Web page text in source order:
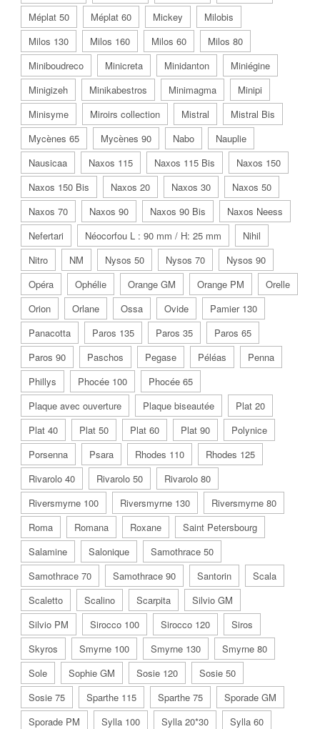
Méplat 50
Méplat 60 Mickey
Milobis
Milos 130
Milos 160 Milos 60
Milos 80
Miniboudreco
Minicreta Minidanton
Miniégine
Minigizeh
Minikabestros Minimagma
Minipi
Minisyme
Miroirs collection Mistral
Mistral Bis
Mycènes 65
Mycènes 90 Nabo
Nauplie
Nausicaa
Naxos 115 Naxos 115 Bis
Naxos 150
Naxos 150 Bis
Naxos 20 Naxos 30
Naxos 50
Naxos 70
Naxos 90 Naxos 90 Bis
Naxos Neess
Nefertari
Néocorfou L : 90 mm / H: 25 mm
Nihil
Nitro
NM Nysos 50 Nysos 70
Nysos 90
Opéra
Ophélie Orange GM Orange PM
Orelle
Orion
Orlane Ossa Ovide
Pamier 130
Panacotta
Paros 135 Paros 35
Paros 65
Paros 90
Paschos Pegase Péléas
Penna
Phillys
Phocée 100
Phocée 65
Plaque avec ouverture
Plaque biseautée
Plat 20
Plat 40
Plat 50 Plat 60 Plat 90
Polynice
Porsenna
Psara Rhodes 110
Rhodes 125
Rivarolo 40
Rivarolo 50
Rivarolo 80
Riversmyrne 100
Riversmyrne 130
Riversmyrne 80
Roma
Romana Roxane
Saint Petersbourg
Salamine
Salonique
Samothrace 50
Samothrace 70
Samothrace 90 Santorin
Scala
Scaletto
Scalino Scarpita
Silvio GM
Silvio PM
Sirocco 100 Sirocco 120
Siros
Skyros
Smyrne 100 Smyrne 130
Smyrne 80
Sole
Sophie GM Sosie 120
Sosie 50
Sosie 75
Sparthe 115 Sparthe 75
Sporade GM
Sporade PM
Sylla 100 Sylla 20*30
Sylla 60